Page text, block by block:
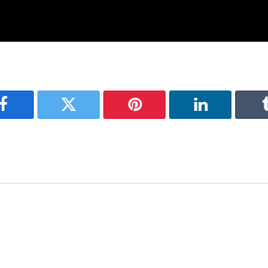
Facebook Twitter Pinterest LinkedIn